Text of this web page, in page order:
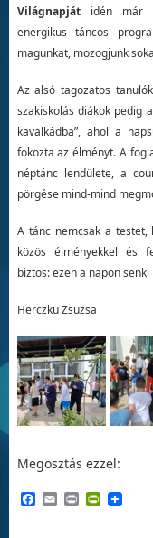
Világnapjátidén már
energikus táncos
magunkat, mozogjunk
Az alsó tagozatos
szakiskolás diákok pedig
kavalkádba”, ahol a
fokozta az élményt. A
néptánc lendülete, a
pörgése mind-mind
A tánc nemcsak a
közös élményekkel és
biztos: ezen a napon
Herczku Zsuzsa
Megosztás ezzel:
Facebook
EmailPrint